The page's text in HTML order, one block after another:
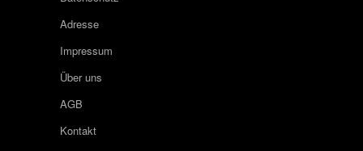
Adresse
Impressum
Über uns
AGB
Kontakt